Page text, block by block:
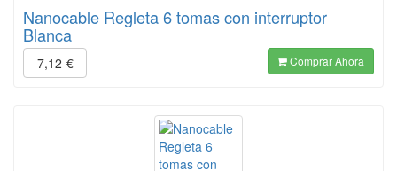
Nanocable Regleta 6 tomas con interruptor
Blanca
7,12 € Comprar Ahora